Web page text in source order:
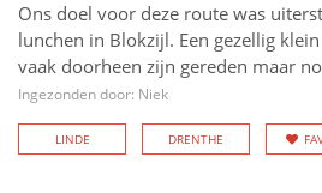
Ons doel voor deze route was
lunchen in Blokzijl. Een gezellig
vaak doorheen zijn gereden maar
Ingezonden door: Niek
LINDE DRENTHE